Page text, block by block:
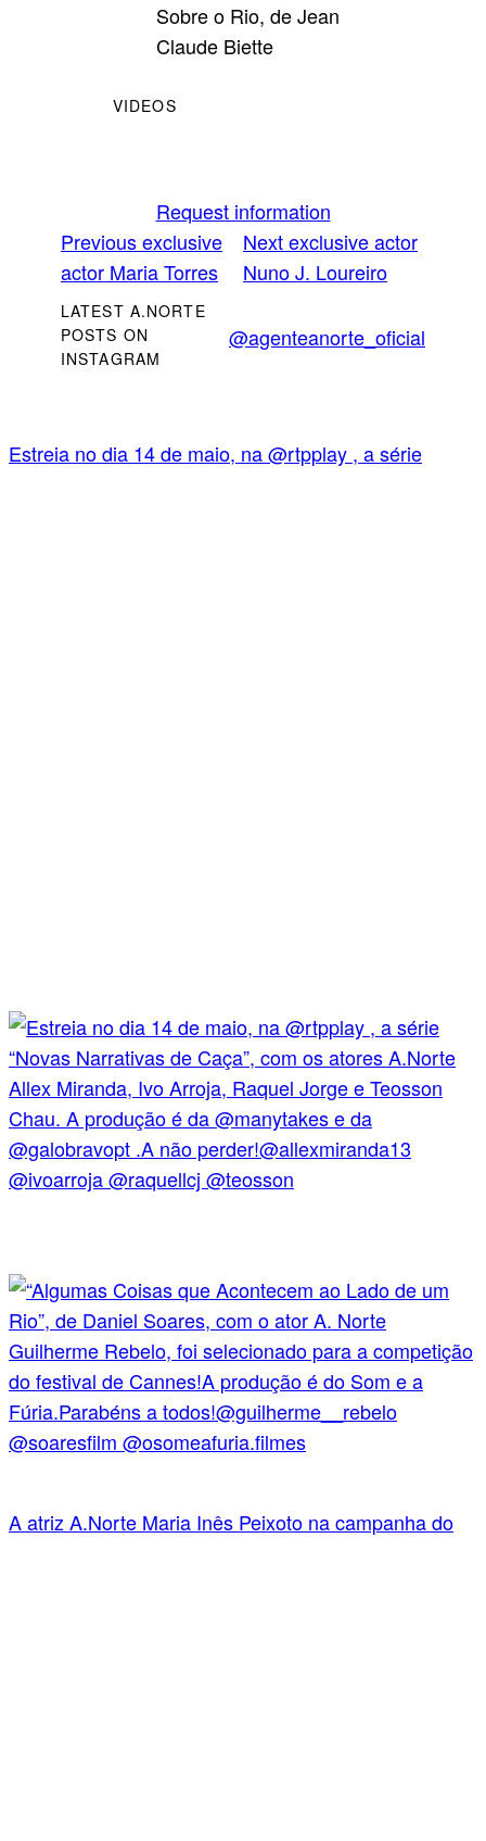
Sobre o Rio, de Jean
Claude Biette
VIDEOS
Request information
Previous exclusive
actor Maria Torres
Next exclusive actor
Nuno J. Loureiro
LATEST A.NORTE
POSTS ON
INSTAGRAM
@agenteanorte_oficial
Estreia no dia 14 de maio, na @rtpplay , a série
A atriz A.Norte Maria Inês Peixoto na campanha do